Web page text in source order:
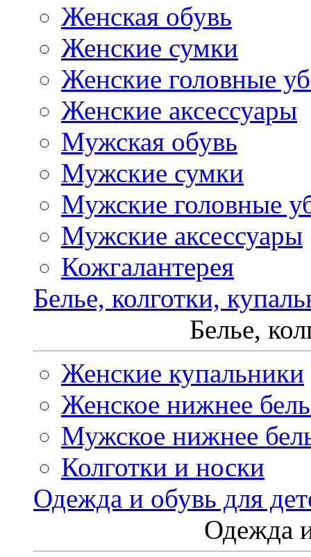
Женская обувь
Женские сумки
Женские головные
Женские аксессуары
Мужская обувь
Мужские сумки
Мужские головные
Мужские аксессуары
Кожгалантерея
Белье, колготки,
Белье,
Женские купальники
Женское нижнее
Мужское нижнее
Колготки и носки
Одежда и обувь для
Одежда